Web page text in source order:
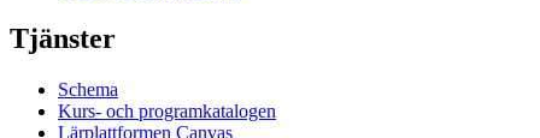
Tjänster
Schema
Kurs- och programkatalogen
Lärplattformen Canvas